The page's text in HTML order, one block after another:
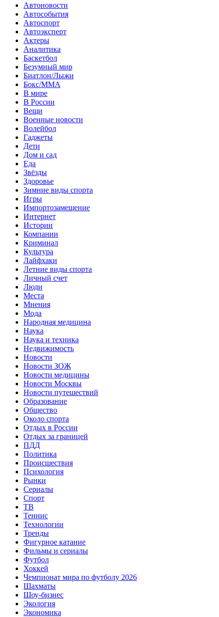
Автоновости
Автособытия
Автоспорт
Автоэксперт
Актеры
Аналитика
Баскетбол
Безумный мир
Биатлон/Лыжи
Бокс/MMA
В мире
В России
Вещи
Военные новости
Волейбол
Гаджеты
Дети
Дом и сад
Еда
Звёзды
Здоровье
Зимние виды спорта
Игры
Импортозамещение
Интернет
Истории
Компании
Криминал
Культура
Лайфхаки
Летние виды спорта
Личный счет
Люди
Места
Мнения
Мода
Народная медицина
Наука
Наука и техника
Недвижимость
Новости
Новости ЗОЖ
Новости медицины
Новости Москвы
Новости путешествий
Образование
Общество
Около спорта
Отдых в России
Отдых за границей
ПДД
Политика
Происшествия
Психология
Рынки
Сериалы
Спорт
ТВ
Теннис
Технологии
Тренды
Фигурное катание
Фильмы и сериалы
Футбол
Хоккей
Чемпионат мира по футболу 2026
Шахматы
Шоу-бизнес
Экология
Экономика